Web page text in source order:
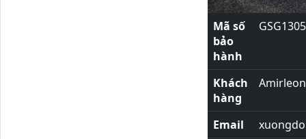
Mã số
bảo
hành
GSG1305
Khách
hàng
Email